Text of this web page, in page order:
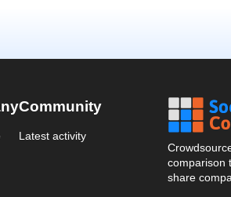
Community
Latest activity
comparison
share